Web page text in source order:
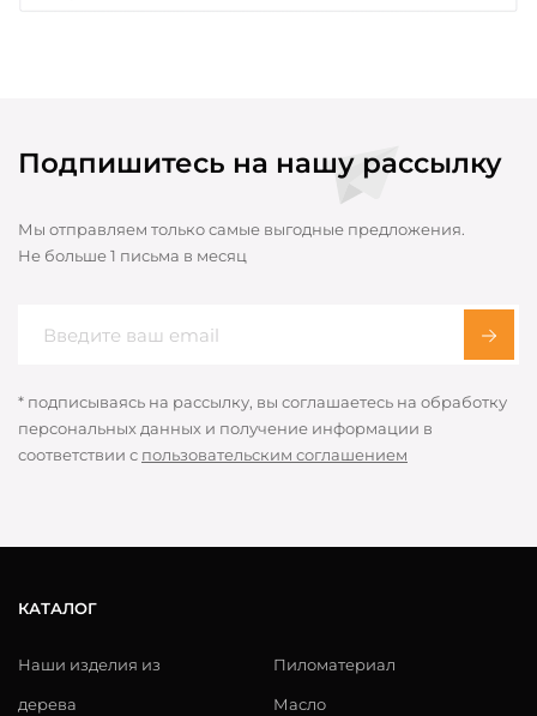
Подпишитесь на нашу рассылку
Мы отправляем только самые выгодные предложения.
Не больше 1 письма в месяц
* подписываясь на рассылку, вы соглашаетесь на обработку
персональных данных и получение информации в
соответствии с пользовательским соглашением
КАТАЛОГ
Наши изделия из
дерева
Пиломатериал
Масло